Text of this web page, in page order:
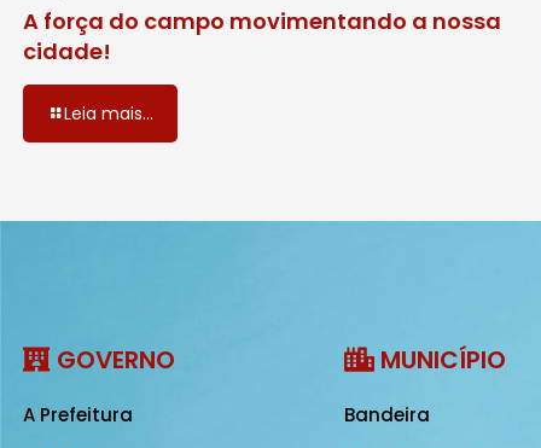
A força do campo movimentando a nossa
cidade!
Leia mais...
GOVERNO
A Prefeitura
MUNICÍPIO
Bandeira